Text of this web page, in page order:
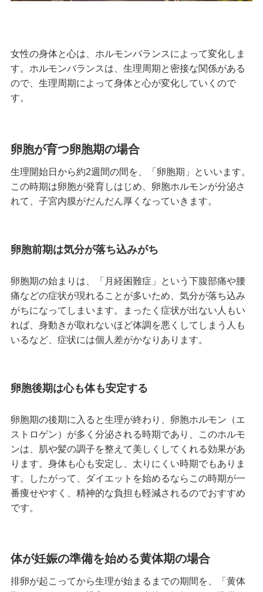
女性の身体と心は、ホルモンバランスによって変化しま
す。ホルモンバランスは、生理周期と密接な関係がある
ので、生理周期によって身体と心が変化していくので
す。
卵胞が育つ卵胞期の場合
生理開始日から約2週間の間を、「卵胞期」といいます。
この時期は卵胞が発育しはじめ、卵胞ホルモンが分泌さ
れて、子宮内膜がだんだん厚くなっていきます。
卵胞前期は気分が落ち込みがち
卵胞期の始まりは、「月経困難症」という下腹部痛や腰
痛などの症状が現れることが多いため、気分が落ち込み
がちになってしまいます。まったく症状が出ない人もい
れば、身動きが取れないほど体調を悪くしてしまう人も
いるなど、症状には個人差がかなりあります。
卵胞後期は心も体も安定する
卵胞期の後期に入ると生理が終わり、卵胞ホルモン（エ
ストロゲン）が多く分泌される時期であり、このホルモ
ンは、肌や髪の調子を整えて美しくしてくれる効果があ
ります。身体も心も安定し、太りにくい時期でもありま
す。したがって、ダイエットを始めるならこの時期が一
番痩せやすく、精神的な負担も軽減されるのでおすすめ
です。
体が妊娠の準備を始める黄体期の場合
排卵が起こってから生理が始まるまでの期間を、「黄体